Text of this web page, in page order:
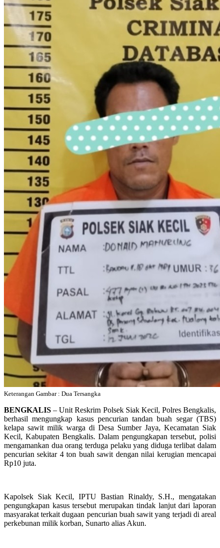
Keterangan Gambar : Dua Tersangka
BENGKALIS – Unit Reskrim Polsek Siak Kecil, Polres Bengkalis,
berhasil mengungkap kasus pencurian tandan buah segar (TBS)
kelapa sawit milik warga di Desa Sumber Jaya, Kecamatan Siak
Kecil, Kabupaten Bengkalis. Dalam pengungkapan tersebut, polisi
mengamankan dua orang terduga pelaku yang diduga terlibat dalam
pencurian sekitar 4 ton buah sawit dengan nilai kerugian mencapai
Rp10 juta.
Kapolsek Siak Kecil, IPTU Bastian Rinaldy, S.H., mengatakan
pengungkapan kasus tersebut merupakan tindak lanjut dari laporan
masyarakat terkait dugaan pencurian buah sawit yang terjadi di areal
perkebunan milik korban, Sunarto alias Akun.